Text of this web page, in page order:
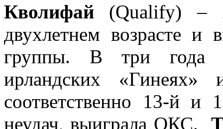
Кволифай (Qualify) –
двухлетнем возрасте и
группы. В три года
ирландских
соответственно 13-й
неудач, выиграла ОКС.